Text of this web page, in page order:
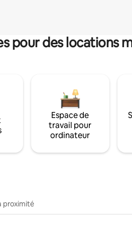
pour des locations
Espace de
travail pour
ordinateur
proximité